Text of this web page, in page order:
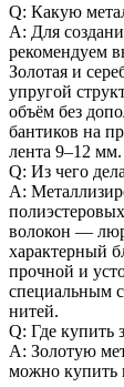
Q: Какую
A: Для
рекомендуем
Золотая и
упругой
объём без
бантиков на
лента 9–12 мм.
Q: Из чего
A:
волокон —
характерный
прочной и
специальным
нитей.
Q: Где купить
A: Золотую
можно купить